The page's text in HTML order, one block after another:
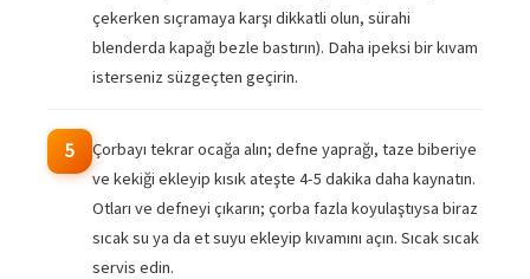
çekerken sıçramaya karşı dikkatli olun, sürahi
blenderda kapağı bezle bastırın). Daha ipeksi bir kıvam
isterseniz süzgeçten geçirin.
5
Çorbayı tekrar ocağa alın; defne yaprağı, taze biberiye
ve kekiği ekleyip kısık ateşte 4-5 dakika daha kaynatın.
Otları ve defneyi çıkarın; çorba fazla koyulaştıysa biraz
sıcak su ya da et suyu ekleyip kıvamını açın. Sıcak sıcak
servis edin.